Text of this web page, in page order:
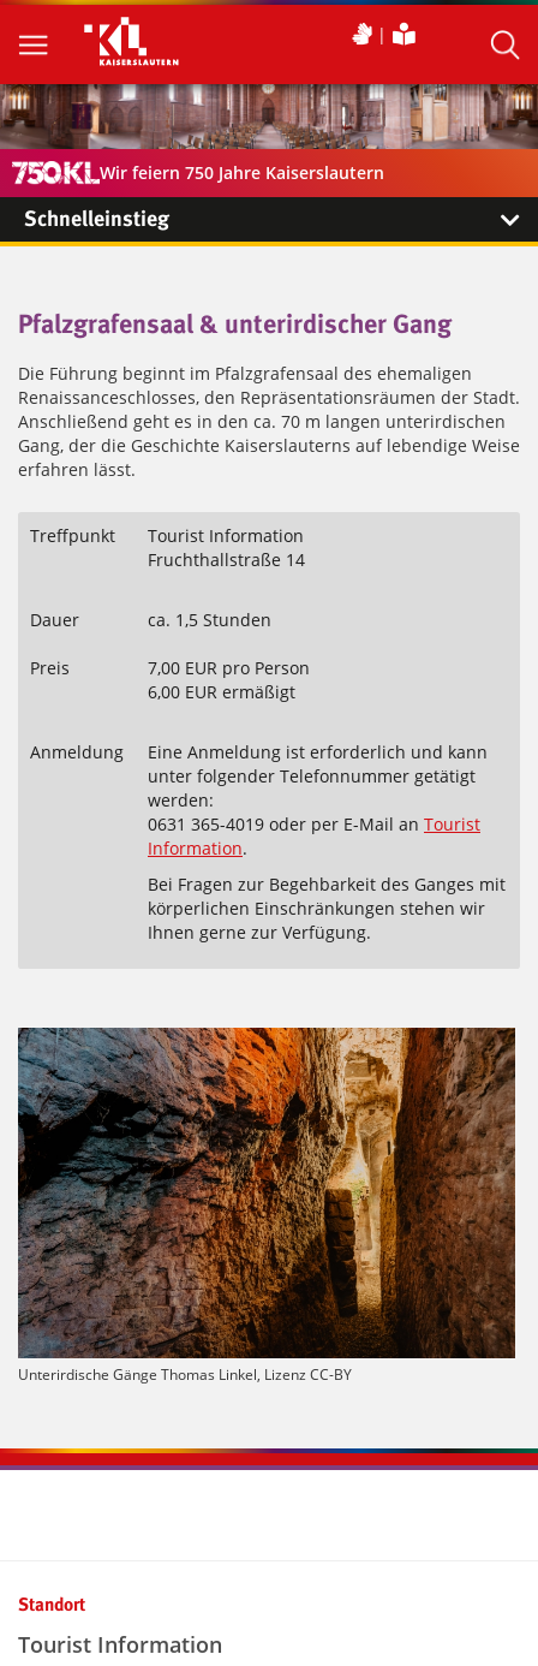
Wir feiern 750 Jahre Kaiserslautern
Schnelleinstieg
Pfalzgrafensaal & unterirdischer Gang
Die Führung beginnt im Pfalzgrafensaal des ehemaligen
Renaissanceschlosses, den Repräsentationsräumen der Stadt.
Anschließend geht es in den ca. 70 m langen unterirdischen
Gang, der die Geschichte Kaiserslauterns auf lebendige Weise
erfahren lässt.
Treffpunkt
Tourist Information
Fruchthallstraße 14
Dauer ca. 1,5 Stunden
Preis
7,00 EUR pro Person
6,00 EUR ermäßigt
Anmeldung
Eine Anmeldung ist erforderlich und kann
unter folgender Telefonnummer getätigt
werden:
0631 365-4019 oder per E-Mail an Tourist
Information.
Bei Fragen zur Begehbarkeit des Ganges mit
körperlichen Einschränkungen stehen wir
Ihnen gerne zur Verfügung.
Unterirdische Gänge Thomas Linkel, Lizenz CC-BY
Standort
Tourist Information